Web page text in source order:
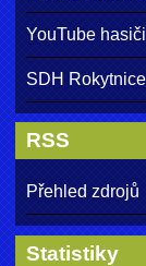
YouTube
SDH
RSS
Přehled zdrojů
Statistiky